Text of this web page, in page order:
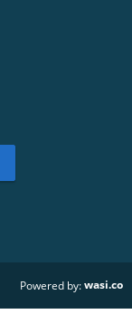
Powered by:wasi.co